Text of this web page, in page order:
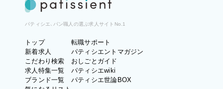
パティシエ、パン職人の選ぶ求人サイトNo.1
トップ
新着求人
こだわり検索
求人特集一覧
ブランド一覧
転職サポート
パティシエントマガジン
おしごとガイド
パティシエwiki
パティシエ世論BOX